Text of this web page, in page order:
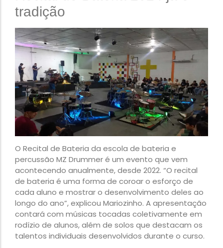
tradição
O Recital de Bateria da escola de bateria e
percussão MZ Drummer é um evento que vem
acontecendo anualmente, desde 2022. “O recital
de bateria é uma forma de coroar o esforço de
cada aluno e mostrar o desenvolvimento deles ao
longo do ano”, explicou Mariozinho. A apresentação
contará com músicas tocadas coletivamente em
rodízio de alunos, além de solos que destacam os
talentos individuais desenvolvidos durante o curso.